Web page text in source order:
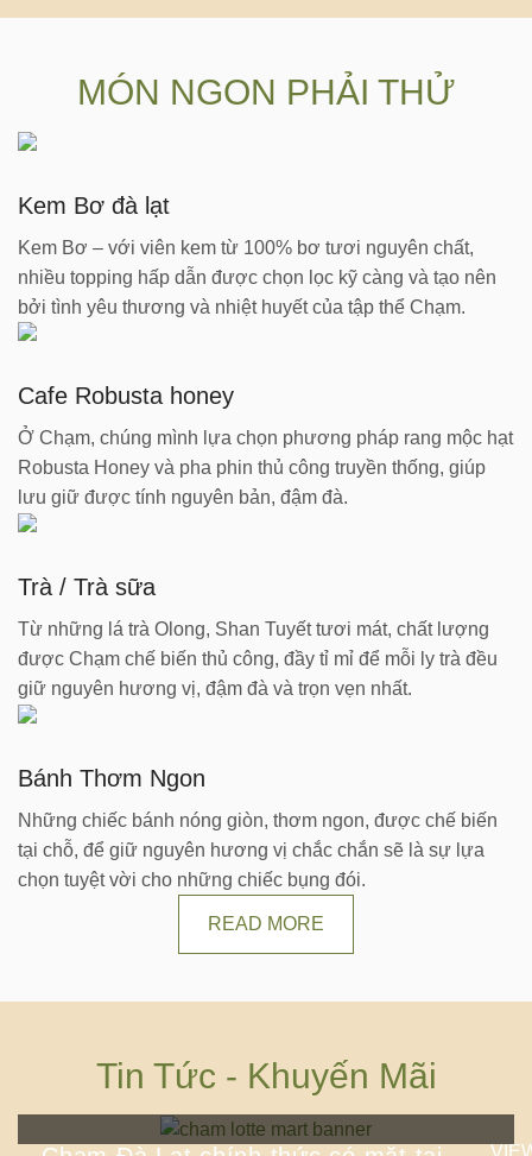
MÓN NGON PHẢI THỬ
Kem Bơ đà lạt
Kem Bơ – với viên kem từ 100% bơ tươi nguyên chất,
nhiều topping hấp dẫn được chọn lọc kỹ càng và tạo nên
bởi tình yêu thương và nhiệt huyết của tập thể Chạm.
Cafe Robusta honey
Ở Chạm, chúng mình lựa chọn phương pháp rang mộc hạt
Robusta Honey và pha phin thủ công truyền thống, giúp
lưu giữ được tính nguyên bản, đậm đà.
Trà / Trà sữa
Từ những lá trà Olong, Shan Tuyết tươi mát, chất lượng
được Chạm chế biến thủ công, đầy tỉ mỉ để mỗi ly trà đều
giữ nguyên hương vị, đậm đà và trọn vẹn nhất.
Bánh Thơm Ngon
Những chiếc bánh nóng giòn, thơm ngon, được chế biến
tại chỗ, để giữ nguyên hương vị chắc chắn sẽ là sự lựa
chọn tuyệt vời cho những chiếc bụng đói.
READ MORE
Tin Tức - Khuyến Mãi